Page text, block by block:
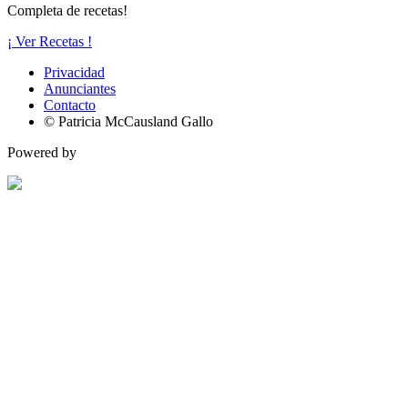
Completa de recetas!
¡ Ver Recetas !
Privacidad
Anunciantes
Contacto
© Patricia McCausland Gallo
Powered by